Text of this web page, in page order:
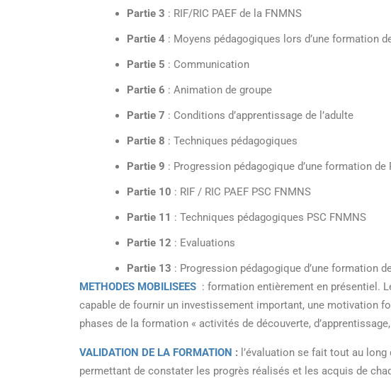
Partie 3 : RIF/RIC PAEF de la FNMNS
Partie 4 : Moyens pédagogiques lors d’une formation
Partie 5 : Communication
Partie 6 : Animation de groupe
Partie 7 : Conditions d’apprentissage de l’adulte
Partie 8 : Techniques pédagogiques
Partie 9 : Progression pédagogique d’une formation de
Partie 10 : RIF / RIC PAEF PSC FNMNS
Partie 11 : Techniques pédagogiques PSC FNMNS
Partie 12 : Evaluations
Partie 13 : Progression pédagogique d’une formation
METHODES MOBILISEES : formation entièrement en présentiel.
capable de fournir un investissement important, une motivation
phases de la formation « activités de découverte,
VALIDATION DE LA FORMATION : l’évaluation se fait tout au
permettant de constater les progrès réalisés et les acquis de